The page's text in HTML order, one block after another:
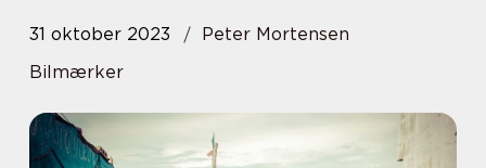
31 oktober 2023
Peter Mortensen
Bilmærker